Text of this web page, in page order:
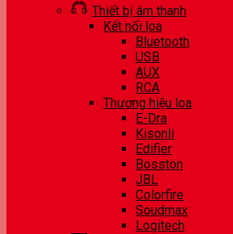
Thiết bị âm thanh
Kết nối loa
Bluetooth
USB
AUX
RCA
Thương hiệu loa
E-Dra
Kisonli
Edifier
Bosston
JBL
Colorfire
Soudmax
Logitech